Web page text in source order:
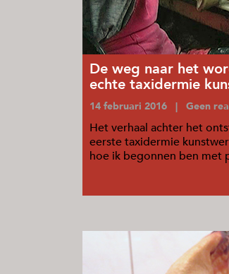
De weg naar het
echte taxidermie
14 februari 2016 | Geen
Het verhaal achter het
eerste taxidermie
hoe ik begonnen ben met